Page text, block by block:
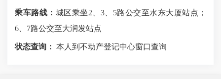
乘车路线： 城区乘坐2 3、 5路公交至水东大厦站点；
6
7路公交至大润发站点
状态查询： 本人到 不动产登记中心窗口查询